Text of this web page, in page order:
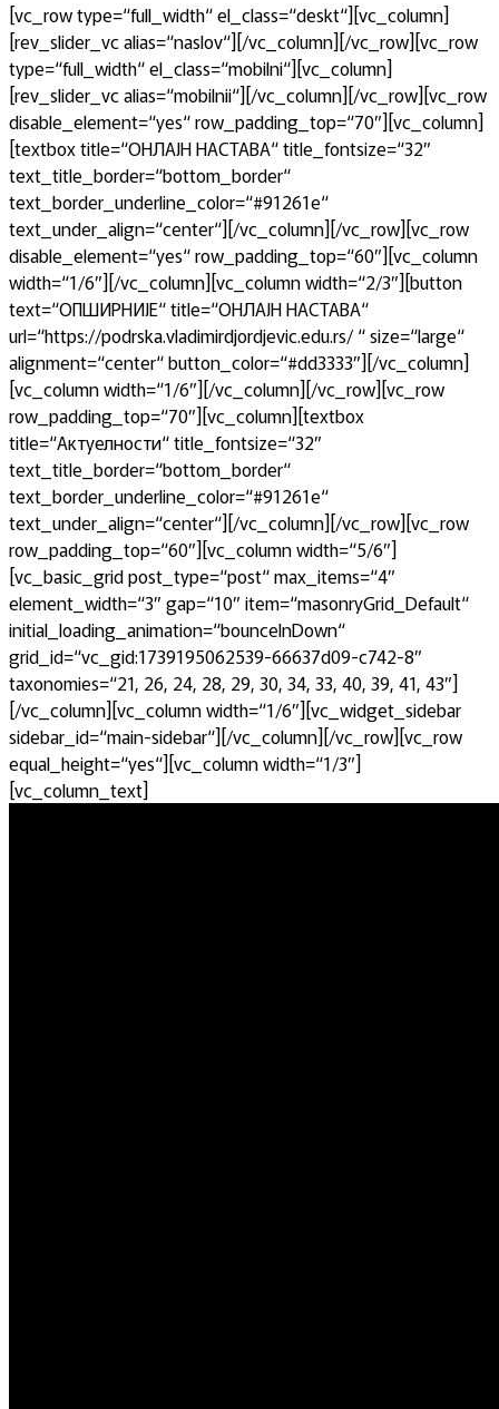
[vc_row type=“full_width“ el_class=“deskt“][vc_column]
[rev_slider_vc alias=“naslov“][/vc_column][/vc_row][vc_row
type=“full_width“ el_class=“mobilni“][vc_column]
[rev_slider_vc alias=“mobilnii“][/vc_column][/vc_row][vc_row
disable_element=“yes“ row_padding_top=“70″][vc_column]
[textbox title=“ОНЛАЈН НАСТАВА“ title_fontsize=“32″
text_title_border=“bottom_border“
text_border_underline_color=“#91261e“
text_under_align=“center“][/vc_column][/vc_row][vc_row
disable_element=“yes“ row_padding_top=“60″][vc_column
width=“1/6″][/vc_column][vc_column width=“2/3″][button
text=“ОПШИРНИЈЕ“ title=“ОНЛАЈН НАСТАВА“
url=“https://podrska.vladimirdjordjevic.edu.rs/ “ size=“large“
alignment=“center“ button_color=“#dd3333″][/vc_column]
[vc_column width=“1/6″][/vc_column][/vc_row][vc_row
row_padding_top=“70″][vc_column][textbox
title=“Актуелности“ title_fontsize=“32″
text_title_border=“bottom_border“
text_border_underline_color=“#91261e“
text_under_align=“center“][/vc_column][/vc_row][vc_row
row_padding_top=“60″][vc_column width=“5/6″]
[vc_basic_grid post_type=“post“ max_items=“4″
element_width=“3″ gap=“10″ item=“masonryGrid_Default“
initial_loading_animation=“bounceInDown“
grid_id=“vc_gid:1739195062539-66637d09-c742-8″
taxonomies=“21, 26, 24, 28, 29, 30, 34, 33, 40, 39, 41, 43″]
[/vc_column][vc_column width=“1/6″][vc_widget_sidebar
sidebar_id=“main-sidebar“][/vc_column][/vc_row][vc_row
equal_height=“yes“][vc_column width=“1/3″]
[vc_column_text]